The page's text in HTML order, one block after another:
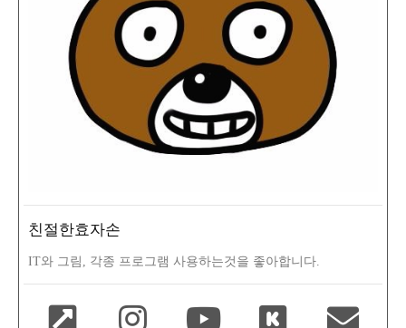
친절한효자손
IT와 그림, 각종 프로그램 사용하는것을 좋아합니다.